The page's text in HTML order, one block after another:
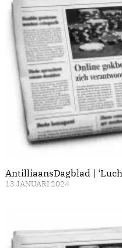
AntilliaansDagblad |
13 JANUARI 2024